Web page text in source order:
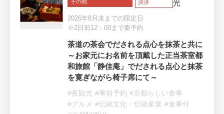
その他
決済
光
2026年8月末までの限定日
※2日前12：00まで要予約
茶道の茶会でだされる点心を抹茶と共に
～お家元にお名前を頂戴した正当茶室都
和旅館「静佳庵」でだされる点心と抹茶
を寛ぎながら椅子席にて～
#夜観光 #事前予約 #京都らしい食事
#グルメ #伝統文化・伝統産業 #食事付